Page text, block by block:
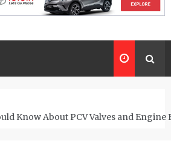
Know About PCV Valves and Engine